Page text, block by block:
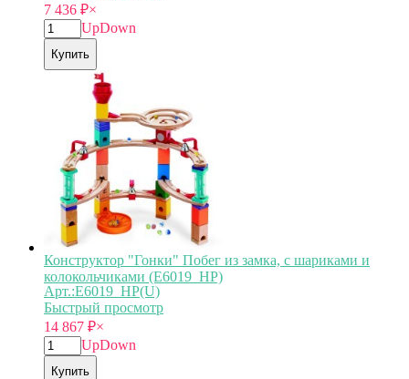
7 436 ₽×
UpDown
Купить
Конструктор "Гонки" Побег из замка, с шариками и
колокольчиками (E6019_HP)
Арт.:E6019_HP(U)
Быстрый просмотр
14 867 ₽×
UpDown
Купить